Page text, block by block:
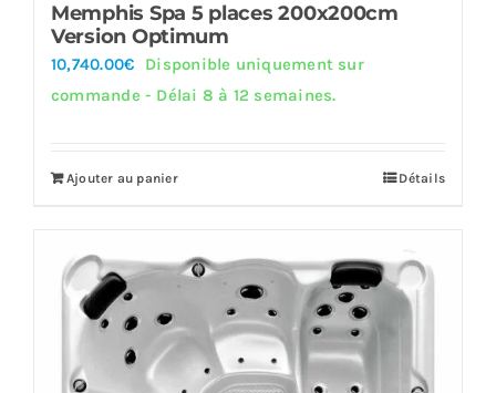
Memphis Spa 5 places 200x200cm
Version Optimum
10,740.00€
Disponible uniquement sur
commande - Délai 8 à 12 semaines.
Ajouter au panier Détails
Offre!